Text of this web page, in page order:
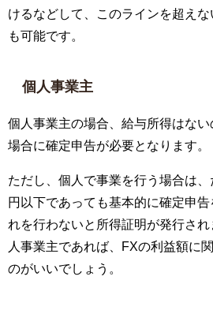
けるなどして、このラインを超え
も可能です。
個人事業主
個人事業主の場合、給与所得はな
場合に確定申告が必要となります。
ただし、個人で事業を行う場合は
円以下であっても基本的に確定申
れを行わないと所得証明が発行さ
人事業主であれば、FXの利益額に
のがいいでしょう。